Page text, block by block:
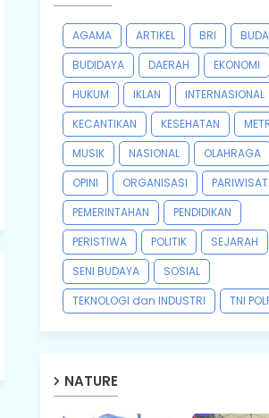
AGAMA ARTIKEL BRI
BUDIDAYA
DAERAH
EKONOMI
HUKUM
IKLAN
INTERNASIONAL
KECANTIKAN
KESEHATAN
MUSIK
NASIONAL
OLAHRAGA
OPINI
ORGANISASI
PEMERINTAHAN
PENDIDIKAN
PERISTIWA
POLITIK
SEJARAH
SENI BUDAYA
SOSIAL
TEKNOLOGI dan INDUSTRI
TNI
NATURE